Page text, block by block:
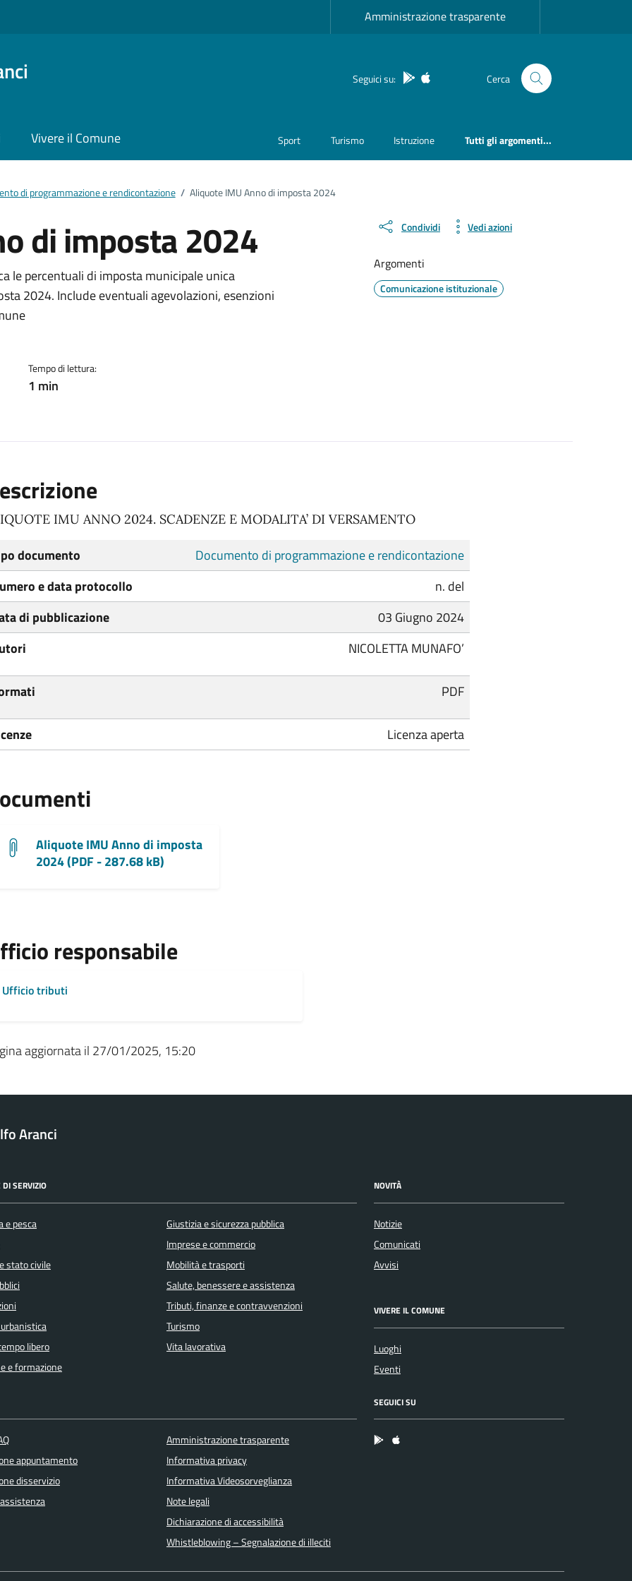
Amministrazione trasparente
Seguici su: App Android
App IOS Cerca
Vivere il Comune Sport Turismo Istruzione Tutti gli argomenti...
di programmazione e rendicontazione / Aliquote IMU Anno di imposta 2024
di imposta 2024
le percentuali di imposta municipale unica
2024. Include eventuali agevolazioni, esenzioni
Tempo di lettura:
1 min
Condividi Vedi azioni
Argomenti
Comunicazione istituzionale
IMU ANNO 2024. SCADENZE E MODALITA’ DI VERSAMENTO
documento
Documento di programmazione e rendicontazione
e data protocollo
n. del
di pubblicazione
03 Giugno 2024
NICOLETTA MUNAFO’
PDF
Licenza aperta
Aliquote IMU Anno di imposta
2024 (PDF - 287.68 kB)
responsabile
Ufficio tributi
aggiornata il 27/01/2025, 15:20
Aranci
DI SERVIZIO
e pesca
stato civile
libero
e formazione
Giustizia e sicurezza pubblica
Imprese e commercio
Mobilità e trasporti
Salute, benessere e assistenza
Tributi, finanze e contravvenzioni
Turismo
Vita lavorativa
NOVITÀ
Notizie
Comunicati
Avvisi
VIVERE IL COMUNE
Luoghi
Eventi
appuntamento
disservizio
Amministrazione trasparente
Informativa privacy
Informativa Videosorveglianza
Note legali
Dichiarazione di accessibilità
Whistleblowing – Segnalazione di illeciti
SEGUICI SU
App Android
App IOS